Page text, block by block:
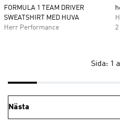
FORMULA 1 TEAM DRIVER
SWEATSHIRT MED HUVA
Herr Performance
Sida: 1
Nästa